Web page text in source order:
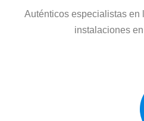
Auténticos especialistas en
instalaciones